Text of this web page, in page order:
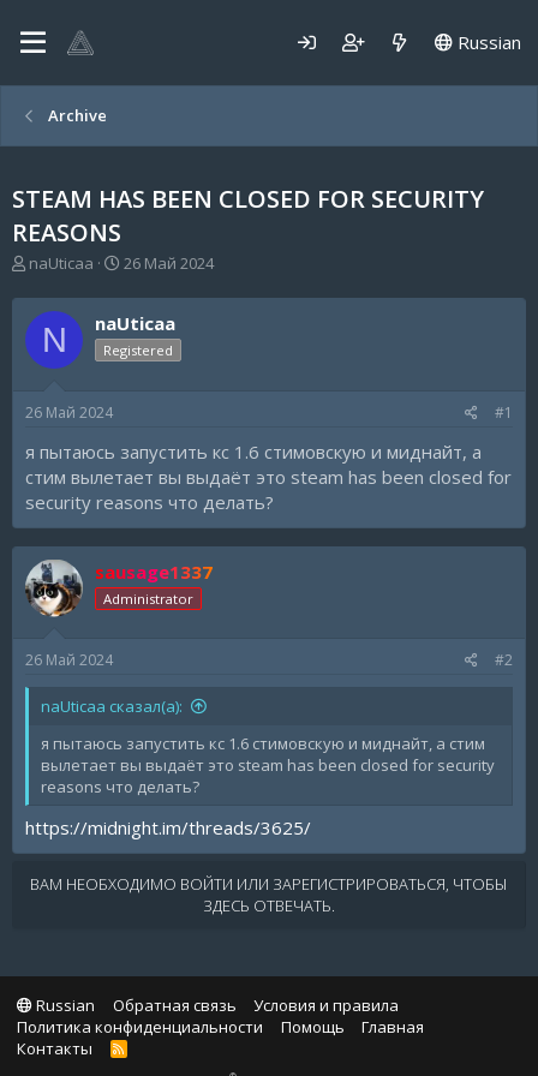
Russian
Archive
STEAM HAS BEEN CLOSED FOR SECURITY
REASONS
А
т
о
р
т
м
naUticaa
Д
т
а
н
а
26 Май 2024
N naUticaa
Registered
26 Май 2024 #1
я пытаюсь запустить кс 1.6 стимовскую и миднайт, а
стим вылетает вы выдаёт это steam has been closed for
security reasons что делать?
sausage1337
Administrator
26 Май 2024 #2
naUticaa сказал(а):
я пытаюсь запустить кс 1.6 стимовскую и миднайт, а стим
вылетает вы выдаёт это steam has been closed for security
reasons что делать?
https://midnight.im/threads/3625/
ВАМ НЕОБХОДИМО ВОЙТИ ИЛИ ЗАРЕГИСТРИРОВАТЬСЯ, ЧТОБЫ
ЗДЕСЬ ОТВЕЧАТЬ.
Russian Обратная связь
Условия и правила
Политика конфиденциальности
Помощь
Главная
Контакты
R